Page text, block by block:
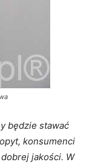
będzie stawać
konsumenci
jakości. W